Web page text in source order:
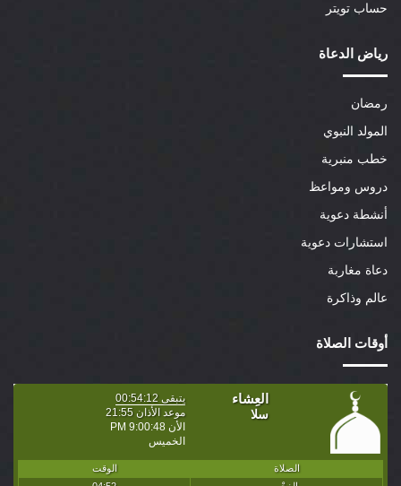
حساب تويتر
رياض الدعاة
رمضان
المولد النبوي
خطب منبرية
دروس ومواعظ
أنشطة دعوية
استشارات دعوية
دعاة مغاربة
عالم وذاكرة
أوقات الصلاة